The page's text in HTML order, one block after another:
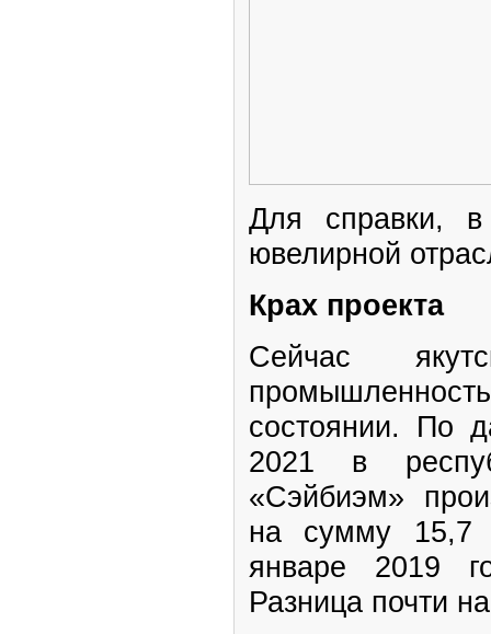
Для справки,
ювелирной
Крах проекта
Сейчас
состоянии. По
2021 в
«Сэйбиэм»
на сумму 15,7
январе 2019
Разница почти